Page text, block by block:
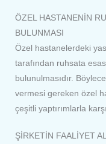
ÖZEL HASTANENİN
BULUNMASI
Özel hastanelerdeki
tarafından ruhsata
bulunulmasıdır.
vermesi gereken özel
çeşitli yaptırımlarla
ŞİRKETİN FAALİYET